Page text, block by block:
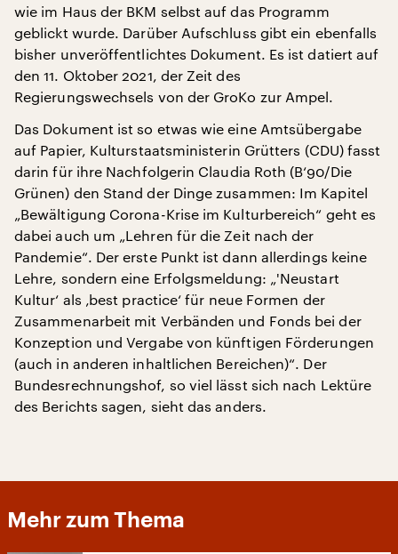
wie im Haus der BKM selbst auf das Programm
geblickt wurde. Darüber Aufschluss gibt ein ebenfalls
bisher unveröffentlichtes Dokument. Es ist datiert auf
den 11. Oktober 2021, der Zeit des
Regierungswechsels von der GroKo zur Ampel.
Das Dokument ist so etwas wie eine Amtsübergabe
auf Papier, Kulturstaatsministerin Grütters (CDU) fasst
darin für ihre Nachfolgerin Claudia Roth (B‘90/Die
Grünen) den Stand der Dinge zusammen: Im Kapitel
„Bewältigung Corona-Krise im Kulturbereich“ geht es
dabei auch um „Lehren für die Zeit nach der
Pandemie“. Der erste Punkt ist dann allerdings keine
Lehre, sondern eine Erfolgsmeldung: „'Neustart
Kultur‘ als ‚best practice‘ für neue Formen der
Zusammenarbeit mit Verbänden und Fonds bei der
Konzeption und Vergabe von künftigen Förderungen
(auch in anderen inhaltlichen Bereichen)“. Der
Bundesrechnungshof, so viel lässt sich nach Lektüre
des Berichts sagen, sieht das anders.
Mehr zum Thema